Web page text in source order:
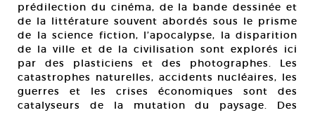
prédilection du cinéma, de la bande dessinée et
de la littérature souvent abordés sous le prisme
de la science fiction, l’apocalypse, la disparition
de la ville et de la civilisation sont explorés ici
par des plasticiens et des photographes. Les
catastrophes naturelles, accidents nucléaires, les
guerres et les crises économiques sont des
catalyseurs de la mutation du paysage. Des